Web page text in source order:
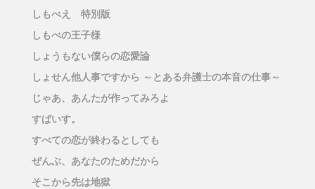
しもべえ 特別版
しもべの王子様
しょうもない僕らの恋愛論
しょせん他人事ですから ～とある弁護士の本音の仕事～
じゃあ、あんたが作ってみろよ
すぱいす。
すべての恋が終わるとしても
ぜんぶ、あなたのためだから
そこから先は地獄